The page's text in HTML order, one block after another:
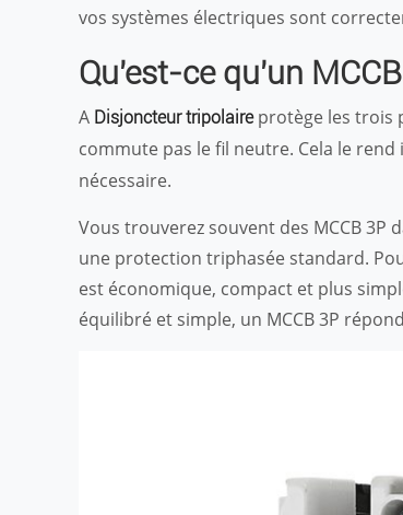
vos systèmes électriques sont
Qu'est-ce qu'un
A Disjoncteur tripolaireprotège les trois
commute pas le fil neutre. Cela le
nécessaire.
Vous trouverez souvent des MCCB
une protection triphasée standard.
est économique, compact et plus
équilibré et simple, un MCCB 3P